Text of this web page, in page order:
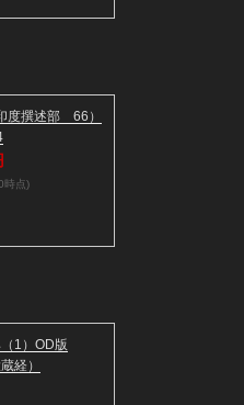
度撰述部 66）
時点)
1）OD版
経）